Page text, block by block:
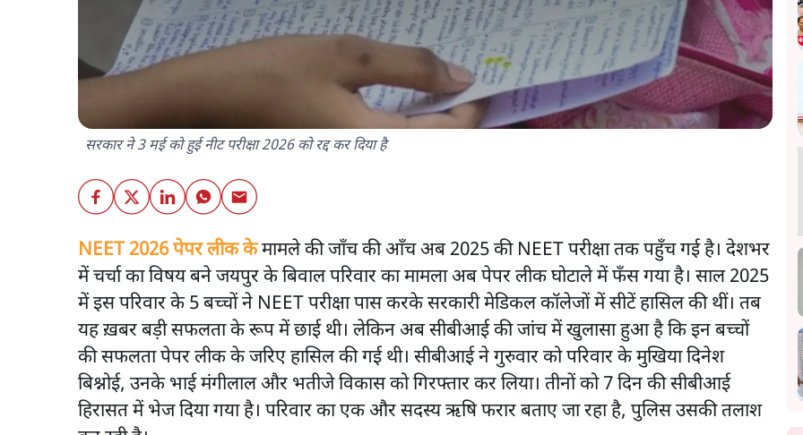
सरकार ने 3 मई को हुई नीट परीक्षा 2026 को रद्द कर दिया है
NEET 2026 पेपर लीक केमामले की जाँच की आँच अब 2025 की NEET परीक्षा तक पहुँच गई है। देशभर
में चर्चा का विषय बने जयपुर के बिवाल परिवार का मामला अब पेपर लीक घोटाले में फँस गया है। साल 2025
में इस परिवार के 5 बच्चों ने NEET परीक्षा पास करके सरकारी मेडिकल कॉलेजों में सीटें हासिल की थीं। तब
यह ख़बर बड़ी सफलता के रूप में छाई थी। लेकिन अब सीबीआई की जांच में खुलासा हुआ है कि इन बच्चों
की सफलता पेपर लीक के जरिए हासिल की गई थी। सीबीआई ने गुरुवार को परिवार के मुखिया दिनेश
बिश्नोई, उनके भाई मंगीलाल और भतीजे विकास को गिरफ्तार कर लिया। तीनों को 7 दिन की सीबीआई
हिरासत में भेज दिया गया है। परिवार का एक और सदस्य ऋषि फरार बताए जा रहा है, पुलिस उसकी तलाश